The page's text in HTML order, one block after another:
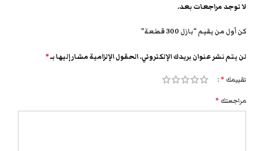
لا توجد مراجعات بعد.
كن أول من يقيم “بازل 300 قطعة”
لن يتم نشر عنوان بريدك الإلكتروني.الحقول الإلزامية مشار إليها بـ*
تقييمك *
مراجعتك *